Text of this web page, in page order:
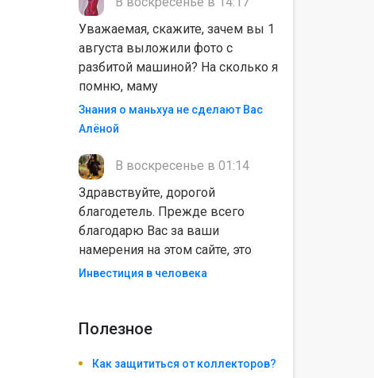
Уважаемая, скажите, зачем вы 1
августа выложили фото с
разбитой машиной? На сколько я
помню, маму
Знания о маньхуа не сделают Вас
Алëной
В воскресенье в 01:14
Здравствуйте, дорогой
благодетель. Прежде всего
благодарю Вас за ваши
намерения на этом сайте, это
Инвестиция в человека
Полезноe
Как защититься от коллекторов?